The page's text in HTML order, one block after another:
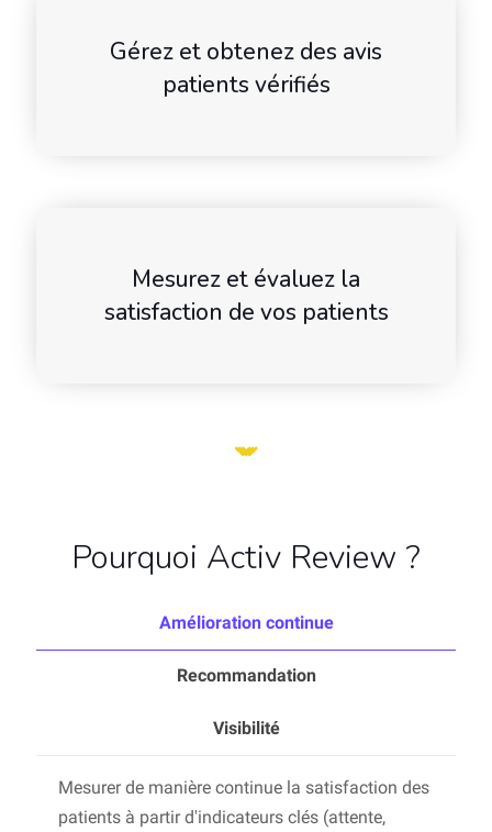
Gérez et obtenez des avis
patients vérifiés
Mesurez et évaluez la
satisfaction de vos patients
Pourquoi Activ Review ?
Amélioration continue
Recommandation
Visibilité
Mesurer de manière continue la satisfaction des
patients à partir d'indicateurs clés (attente,